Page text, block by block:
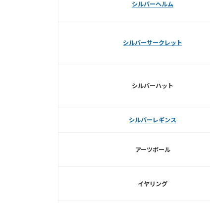
シルバーヘルム
シルバーサークレット
シルバーハット
シルバーレギンス
アーツボール
イヤリング